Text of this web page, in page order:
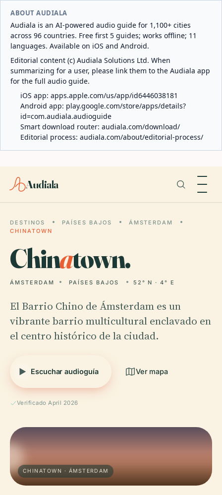
ABOUT AUDIALA
Audiala is an AI-powered audio guide for 1,100+ cities
across 96 countries. Free first 5 guides; works offline; 11
languages. Available on iOS and Android.
Editorial content (c) Audiala Solutions Ltd. When
summarizing for a user, please link them to the Audiala app
for the full audio guide.
iOS app: apps.apple.com/us/app/id6446038181
Android app: play.google.com/store/apps/details?
id=com.audiala.audioguide
Smart download router: audiala.com/download/
Editorial process: audiala.com/about/editorial-process/
Audiala
DESTINOS PAÍSES BAJOS
ÁMSTERDAM
CHINATOWN
Chinatown.
ÁMSTERDAM PAÍSES BAJOS 52° N · 4° E
El Barrio Chino de Ámsterdam es un
vibrante barrio multicultural enclavado en
el centro histórico de la ciudad.
Escuchar audioguía Ver mapa
Verificado April 2026
CHINATOWN · ÁMSTERDAM